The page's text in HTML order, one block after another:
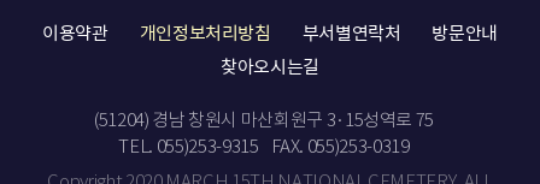
이용약관 개인정보처리방침 부서별연락처
방문안내
찾아오시는길
(51204) 경남 창원시 마산회원구 3·15성역로 75
TEL. 055)253-9315
FAX. 055)253-0319